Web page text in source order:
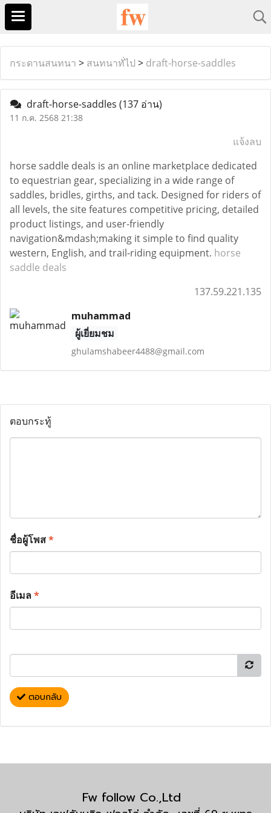
กระดานสนทนา > สนทนาทั่ไป > draft-horse-saddles
draft-horse-saddles (137 อ่าน)
11 ก.ค. 2568 21:38
แจ้งลบ
horse saddle deals is an online marketplace dedicated
to equestrian gear, specializing in a wide range of
saddles, bridles, girths, and tack. Designed for riders of
all levels, the site features competitive pricing, detailed
product listings, and user-friendly
navigation&mdash;making it simple to find quality
western, English, and trail-riding equipment. horse
saddle deals
137.59.221.135
muhammad
ผู้เยี่ยมชม
ghulamshabeer4488@gmail.com
ตอบกระทู้
ชื่อผู้โพส*
อีเมล*
ตอบกลับ
Fw follow Co.,Ltd